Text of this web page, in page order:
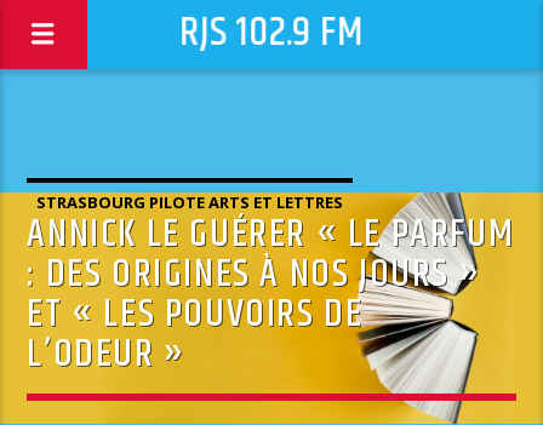
RJS 102.9 FM
STRASBOURG PILOTE ARTS ET LETTRES
ANNICK LE GUÉRER « LE PARFUM
: DES ORIGINES À NOS JOURS »
ET « LES POUVOIRS DE
L’ODEUR »